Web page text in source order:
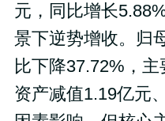
元，同比增长
景下逆势增收。归
比下降37.72%，
资产减值1.19亿元